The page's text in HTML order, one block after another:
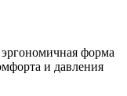
эргономичная форма
и давления